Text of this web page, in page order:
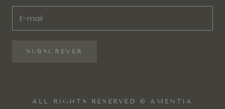
SUBSCREVER
ALL RIGHTS RESERVED © AMENTIA